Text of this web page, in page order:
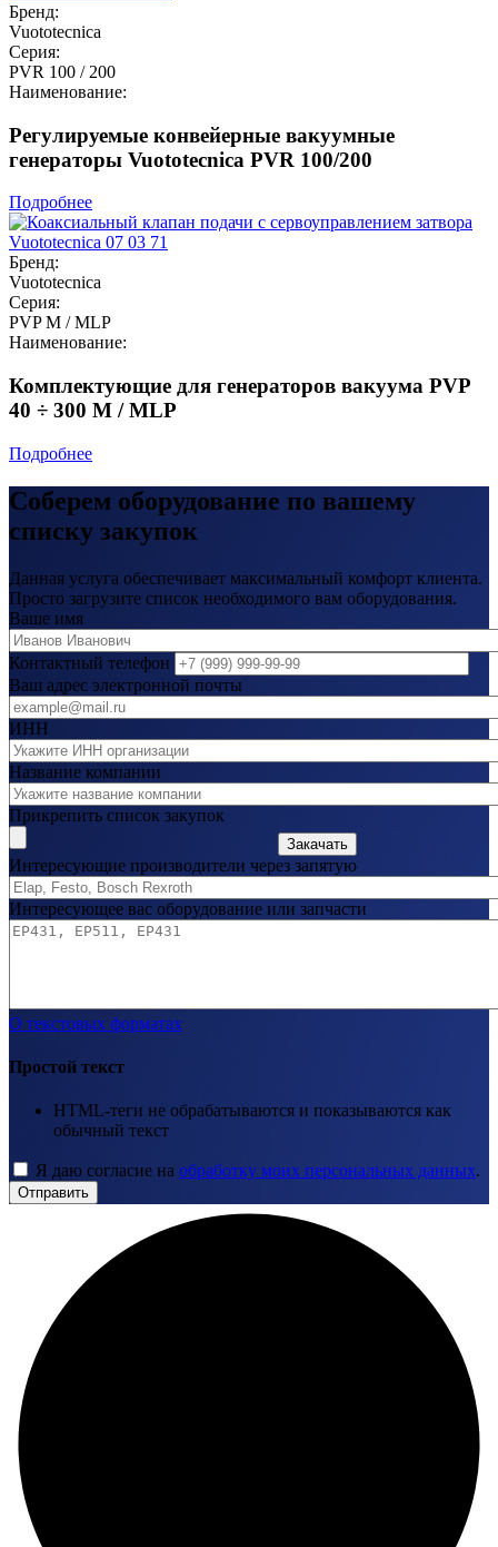
Бренд:
Vuototecnica
Серия:
PVR 100 / 200
Наименование:
Регулируемые конвейерные вакуумные
генераторы Vuototecnica PVR 100/200
Подробнее
Бренд:
Vuototecnica
Серия:
PVP M / MLP
Наименование:
Комплектующие для генераторов вакуума PVP
40 ÷ 300 M / MLP
Подробнее
Соберем оборудование по вашему
списку закупок
Данная услуга обеспечивает максимальный комфорт клиента.
Просто загрузите список необходимого вам оборудования.
Ваше имя
Контактный телефон
Ваш адрес электронной почты
ИНН
Название компании
Прикрепить список закупок
Закачать
Интересующие производители через запятую
Интересующее вас оборудование или запчасти
О текстовых форматах
Простой текст
HTML-теги не обрабатываются и показываются как
обычный текст
Я даю согласие на обработку моих персональных данных.
Отправить